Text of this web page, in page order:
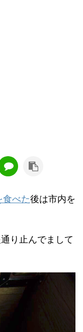
食べた後は市内を
り止んでまして